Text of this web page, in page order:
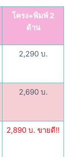
โครง+พิมพ์ 2
ด้าน
2,290 บ.
2,690 บ.
2,890 บ. ขายดี!!